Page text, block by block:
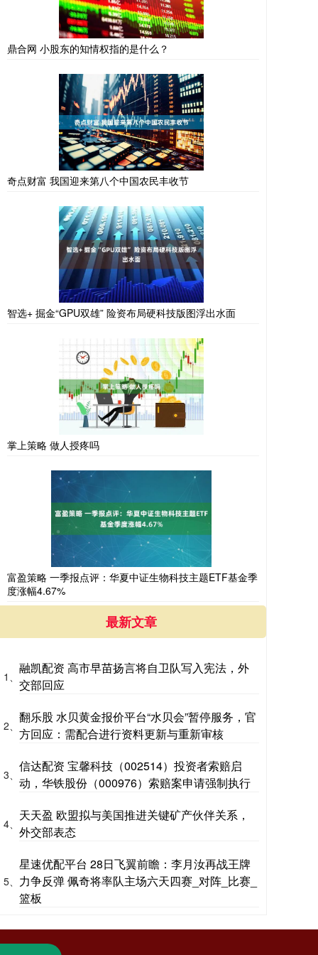
鼎合网 小股东的知情权指的是什么？
奇点财富 我国迎来第八个中国农民丰收节
智选+ 掘金“GPU双雄” 险资布局硬科技版图浮出水面
掌上策略 做人授疼吗
富盈策略 一季报点评：华夏中证生物科技主题ETF基金季
度涨幅4.67%
最新文章
1、
融凯配资 高市早苗扬言将自卫队写入宪法，外
交部回应
2、
翻乐股 水贝黄金报价平台“水贝会”暂停服务，官
方回应：需配合进行资料更新与重新审核
3、
信达配资 宝馨科技（002514）投资者索赔启
动，华铁股份（000976）索赔案申请强制执行
4、
天天盈 欧盟拟与美国推进关键矿产伙伴关系，
外交部表态
5、
星速优配平台 28日飞翼前瞻：李月汝再战王牌
力争反弹 佩奇将率队主场六天四赛_对阵_比赛_
篮板